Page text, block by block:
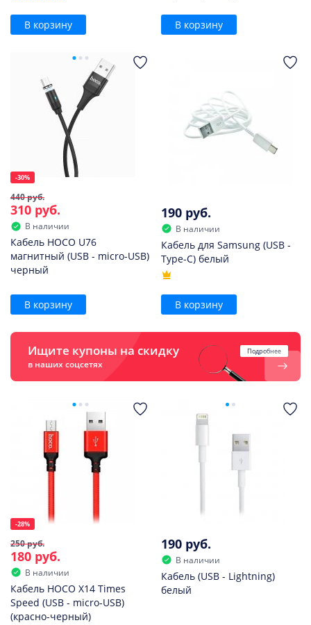
В корзину В корзину
-30%
440 руб.
310 руб.
В наличии
Кабель HOCO U76
магнитный (USB - micro-USB)
черный
В корзину
190 руб.
В наличии
Кабель для Samsung (USB -
Type-C) белый
В корзину
Ищите купоны на скидку
в наших соцсетях
Подробнее
-28%
250 руб.
180 руб.
В наличии
Кабель HOCO X14 Times
Speed (USB - micro-USB)
(красно-черный)
190 руб.
В наличии
Кабель (USB - Lightning)
белый